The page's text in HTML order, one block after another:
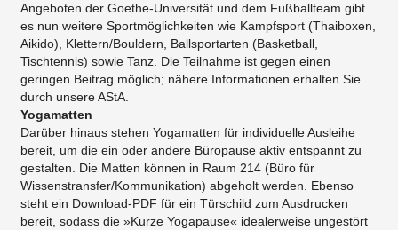
Angeboten der Goethe-Universität und dem Fußballteam gibt
es nun weitere Sportmöglichkeiten wie Kampfsport (Thaiboxen,
Aikido), Klettern/Bouldern, Ballsportarten (Basketball,
Tischtennis) sowie Tanz. Die Teilnahme ist gegen einen
geringen Beitrag möglich; nähere Informationen erhalten Sie
durch unsere AStA.
Yogamatten
Darüber hinaus stehen Yogamatten für individuelle Ausleihe
bereit, um die ein oder andere Büropause aktiv entspannt zu
gestalten. Die Matten können in Raum 214 (Büro für
Wissenstransfer/Kommunikation) abgeholt werden. Ebenso
steht ein Download-PDF für ein Türschild zum Ausdrucken
bereit, sodass die »Kurze Yogapause« idealerweise ungestört